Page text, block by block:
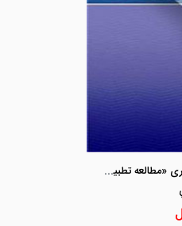
اندیشه های نو در باب خطای کیفری «مطالعه تطبیقی حقوق ایران و انگلستان»